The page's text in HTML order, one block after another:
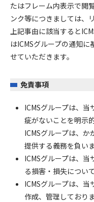
たはフレーム内表示で閲
ンク等につきましては、
上記事由に該当すると
はICMSグループの通知
せていただきます。
免責事項
ICMSグループは、
疵がないことを明示
ICMSグループは、
提供する義務を負い
ICMSグループは、
る損害・損失につい
ICMSグループは、
作成、管理しており